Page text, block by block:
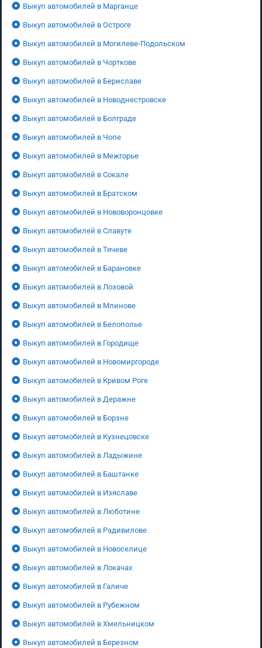
Выкуп автомобилей в Марганце
Выкуп автомобилей в Остроге
Выкуп автомобилей в Могилеве-Подольском
Выкуп автомобилей в Чорткове
Выкуп автомобилей в Бериславе
Выкуп автомобилей в Новоднестровске
Выкуп автомобилей в Болграде
Выкуп автомобилей в Чопе
Выкуп автомобилей в Межгорье
Выкуп автомобилей в Сокале
Выкуп автомобилей в Братском
Выкуп автомобилей в Нововоронцовке
Выкуп автомобилей в Славуте
Выкуп автомобилей в Тячеве
Выкуп автомобилей в Барановке
Выкуп автомобилей в Лозовой
Выкуп автомобилей в Млинове
Выкуп автомобилей в Белополье
Выкуп автомобилей в Городище
Выкуп автомобилей в Новомиргороде
Выкуп автомобилей в Кривом Роге
Выкуп автомобилей в Деражне
Выкуп автомобилей в Борзне
Выкуп автомобилей в Кузнецовске
Выкуп автомобилей в Ладыжине
Выкуп автомобилей в Баштанке
Выкуп автомобилей в Изяславе
Выкуп автомобилей в Люботине
Выкуп автомобилей в Радивилове
Выкуп автомобилей в Новоселице
Выкуп автомобилей в Локачах
Выкуп автомобилей в Галиче
Выкуп автомобилей в Рубежном
Выкуп автомобилей в Хмельницком
Выкуп автомобилей в Березном